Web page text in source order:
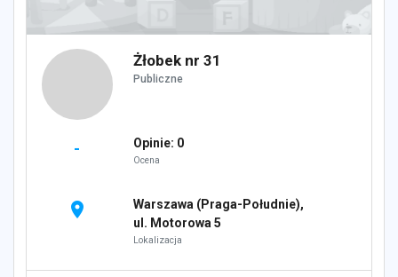
Żłobek nr 31
Publiczne
- Opinie: 0
Ocena
location_on
Warszawa (Praga-Południe),
ul. Motorowa 5
Lokalizacja